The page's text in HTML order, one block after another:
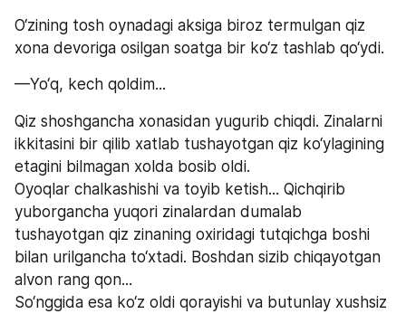
O‘zining tosh oynadagi aksiga biroz termulgan qiz
xona devoriga osilgan soatga bir ko‘z tashlab qo‘ydi.
—Yo‘q, kech qoldim...
Qiz shoshgancha xonasidan yugurib chiqdi. Zinalarni
ikkitasini bir qilib xatlab tushayotgan qiz ko‘ylagining
etagini bilmagan xolda bosib oldi.
Oyoqlar chalkashishi va toyib ketish... Qichqirib
yuborgancha yuqori zinalardan dumalab
tushayotgan qiz zinaning oxiridagi tutqichga boshi
bilan urilgancha to‘xtadi. Boshdan sizib chiqayotgan
alvon rang qon...
So‘nggida esa ko‘z oldi qorayishi va butunlay xushsiz